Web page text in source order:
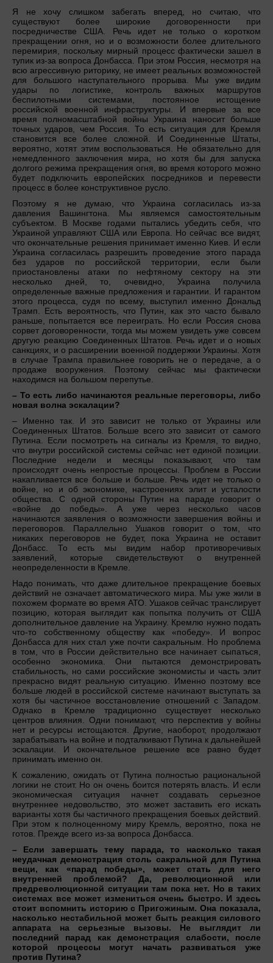
Я не хочу слишком забегать вперед, но считаю, что
существуют более широкие договоренности при
посредничестве США. Речь идет не только о коротком
прекращении огня, но и о возможности более длительного
перемирия, поскольку мирный процесс фактически зашел в
тупик из-за вопроса Донбасса. При этом Россия, несмотря на
всю агрессивную риторику, не имеет реальных возможностей
для большого наступательного прорыва. Мы уже видим
удары по логистике, контроль важных маршрутов
беспилотными системами, постоянное истощение
российской военной инфраструктуры. И впервые за все
время полномасштабной войны Украина наносит больше
точных ударов, чем Россия. То есть ситуация для Кремля
становится все более сложной. И Соединенные Штаты,
вероятно, хотят этим воспользоваться. Не обязательно для
немедленного заключения мира, но хотя бы для запуска
долгого режима прекращения огня, во время которого можно
будет подключить европейских посредников и перевести
процесс в более конструктивное русло.
Поэтому я не думаю, что Украина согласилась из-за
давления Вашингтона. Мы являемся самостоятельным
субъектом. В Москве годами пытались убедить себя, что
Украиной управляют США или Европа. Но сейчас все видят,
что окончательные решения принимает именно Киев. И если
Украина согласилась разрешить проведение этого парада
без ударов по российской территории, если были
приостановлены атаки по нефтяному сектору на эти
несколько дней, то, очевидно, Украина получила
определенные важные предложения и гарантии. И гарантом
этого процесса, судя по всему, выступил именно Дональд
Трамп. Есть вероятность, что Путин, как это часто бывало
раньше, попытается все переиграть. Но если Россия снова
сорвет договоренности, тогда мы можем увидеть уже совсем
другую реакцию Соединенных Штатов. Речь идет и о новых
санкциях, и о расширении военной поддержки Украины. Хотя
в случае Трампа правильнее говорить не о передаче, а о
продаже вооружения. Поэтому сейчас мы фактически
находимся на большом перепутье.
– То есть либо начинаются реальные переговоры, либо
новая волна эскалации?
– Именно так. И это зависит не только от Украины или
Соединенных Штатов. Больше всего это зависит от самого
Путина. Если посмотреть на сигналы из Кремля, то видно,
что внутри российской системы сейчас нет единой позиции.
Последние недели и месяцы показывают, что там
происходят очень непростые процессы. Проблем в России
накапливается все больше и больше. Речь идет не только о
войне, но и об экономике, настроениях элит и усталости
общества. С одной стороны Путин на параде говорит о
«войне до победы». А уже через несколько часов
начинаются заявления о возможности завершения войны и
переговоров. Параллельно Ушаков говорит о том, что
никаких переговоров не будет, пока Украина не оставит
Донбасс. То есть мы видим набор противоречивых
заявлений, которые свидетельствуют о внутренней
неопределенности в Кремле.
Надо понимать, что даже длительное прекращение боевых
действий не означает автоматического мира. Мы уже жили в
похожем формате во время АТО. Ушаков сейчас транслирует
позицию, которая выглядит как попытка получить от США
дополнительное давление на Украину. Кремлю нужно подать
что-то собственному обществу как «победу». И вопрос
Донбасса для них стал уже почти сакральным. Но проблема
в том, что в России действительно все начинает сыпаться,
особенно экономика. Они пытаются демонстрировать
стабильность, но сами российские экономисты и часть элит
прекрасно видят реальную ситуацию. Именно поэтому все
больше людей в российской системе начинают выступать за
хотя бы частичное восстановление отношений с Западом.
Однако в Кремле традиционно существует несколько
центров влияния. Одни понимают, что перспектив у войны
нет и ресурсы истощаются. Другие, наоборот, продолжают
зарабатывать на войне и подталкивают Путина к дальнейшей
эскалации. И окончательное решение все равно будет
принимать именно он.
К сожалению, ожидать от Путина полностью рациональной
логики не стоит. Но он очень боится потерять власть. И если
экономическая ситуация начнет создавать серьезное
внутреннее недовольство, это может заставить его искать
варианты хотя бы частичного прекращения боевых действий.
При этом к полноценному миру Кремль, вероятно, пока не
готов. Прежде всего из-за вопроса Донбасса.
– Если завершать тему парада, то насколько такая
неудачная демонстрация столь сакральной для Путина
вещи, как «парад победы», может стать для него
внутренней проблемой? Да, революционной или
предреволюционной ситуации там пока нет. Но в таких
системах все может измениться очень быстро. И здесь
стоит вспомнить историю с Пригожиным. Она показала,
насколько нестабильной может быть реакция силового
аппарата на серьезные вызовы. Не выглядит ли
последний парад как демонстрация слабости, после
которой процессы могут начать развиваться уже
против Путина?